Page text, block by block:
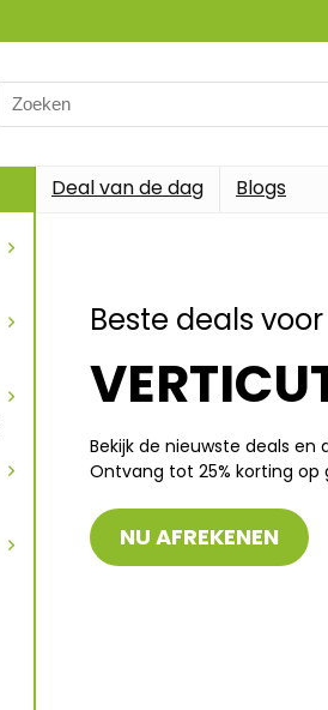
Deal van de dag Blogs
Beste deals
Bekijk de nieuwste deals
Ontvang tot 25% korting op
NU AFREKENEN